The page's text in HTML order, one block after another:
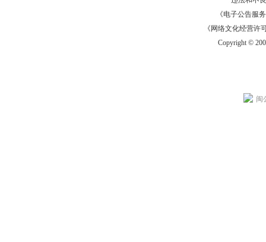
《电子公告服务
《网络文化经营许
Copyright ©
闽